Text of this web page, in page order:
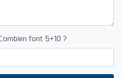
font 5+10 ?